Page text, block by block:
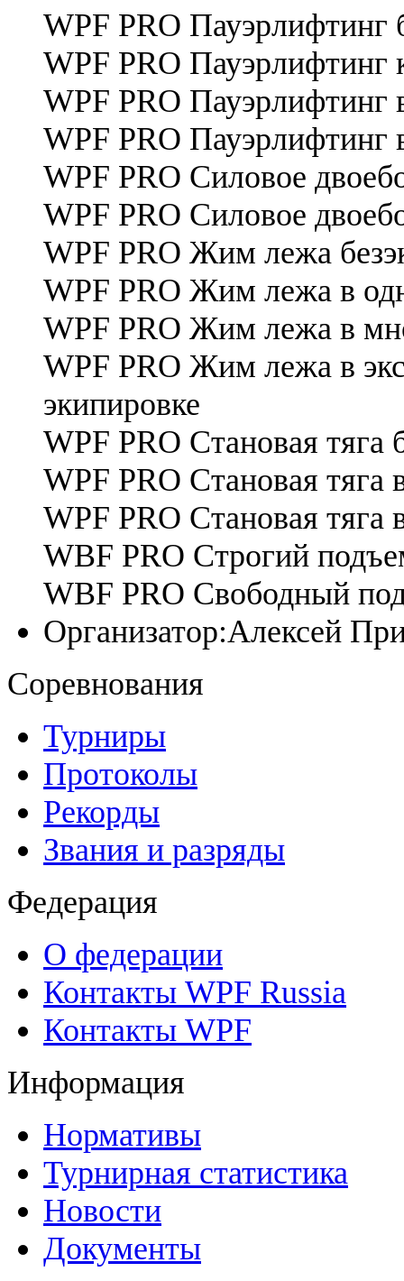
WPF PRO Пауэрлифтинг
WPF PRO Пауэрлифтинг
WPF PRO Пауэрлифтинг
WPF PRO Пауэрлифтинг
WPF PRO Силовое
WPF PRO Силовое
WPF PRO Жим лежа
WPF PRO Жим лежа в
WPF PRO Жим лежа в
WPF PRO Жим лежа в
экипировке
WPF PRO Становая тяга
WPF PRO Становая тяга
WPF PRO Становая тяга
WBF PRO Cтрогий
WBF PRO Cвободный
Организатор:Алексей
Соревнования
Турниры
Протоколы
Рекорды
Звания и разряды
Федерация
О федерации
Контакты WPF Russia
Контакты WPF
Информация
Нормативы
Турнирная статистика
Новости
Документы